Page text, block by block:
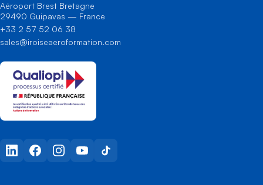
Aéroport Brest Bretagne
29490 Guipavas — France
+33 2 57 52 06 38
sales@iroiseaeroformation.com
LinkedInFacebookInstagramYouTubeTikTok